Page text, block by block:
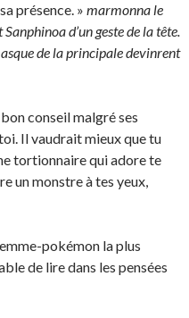
présence. » marmonna le
d’un geste de la tête.
de la principale devinrent
conseil malgré ses
Il vaudrait mieux que tu
tortionnaire qui adore te
un monstre à tes yeux,
pokémon la plus
de lire dans les pensées